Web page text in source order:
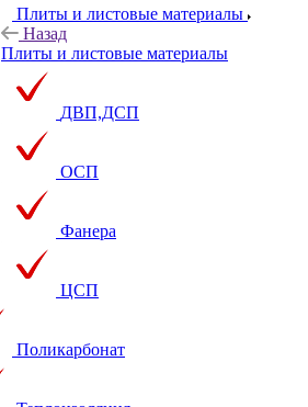
Плиты и листовые материалы
Назад
Плиты и листовые материалы
ДВП,ДСП
ОСП
Фанера
ЦСП
Поликарбонат